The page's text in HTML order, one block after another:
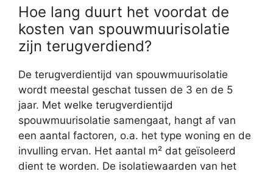
Hoe lang duurt het voordat de
kosten van spouwmuurisolatie
zijn terugverdiend?
De terugverdientijd van spouwmuurisolatie
wordt meestal geschat tussen de 3 en de 5
jaar. Met welke terugverdientijd
spouwmuurisolatie samengaat, hangt af van
een aantal factoren, o.a. het type woning en de
invulling ervan. Het aantal m² dat geïsoleerd
dient te worden. De isolatiewaarden van het